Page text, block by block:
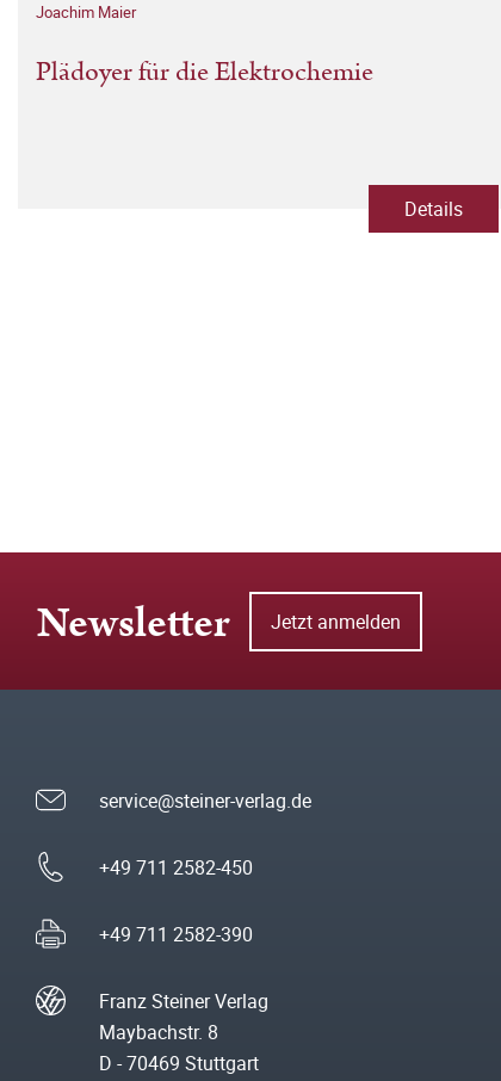
Joachim Maier
Plädoyer für die Elektrochemie
Details
Newsletter Jetzt anmelden
service@steiner-verlag.de
+49 711 2582-450
+49 711 2582-390
Franz Steiner Verlag
Maybachstr. 8
D - 70469 Stuttgart